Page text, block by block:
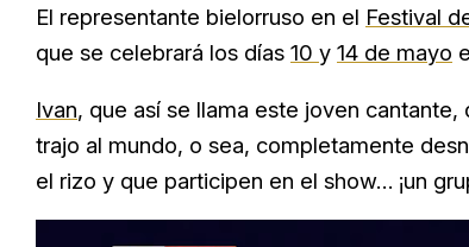
El representante bielorruso en el Festival
que se celebrará los días 10 y 14 de mayo
Ivan, que así se llama este joven
trajo al mundo, o sea, completamente
el rizo y que participen en el show… ¡un